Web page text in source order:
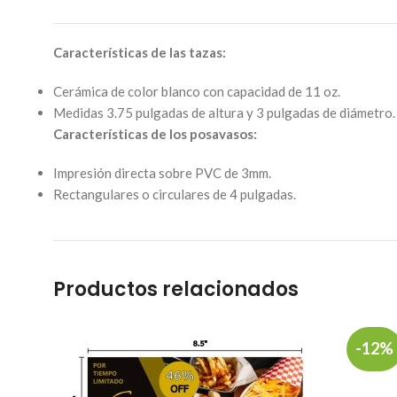
Características de las tazas:
Cerámica de color blanco con capacidad de 11 oz.
Medidas 3.75 pulgadas de altura y 3 pulgadas de diámetro.
Características de los posavasos:
Impresión directa sobre PVC de 3mm.
Rectangulares o circulares de 4 pulgadas.
Productos relacionados
-12%